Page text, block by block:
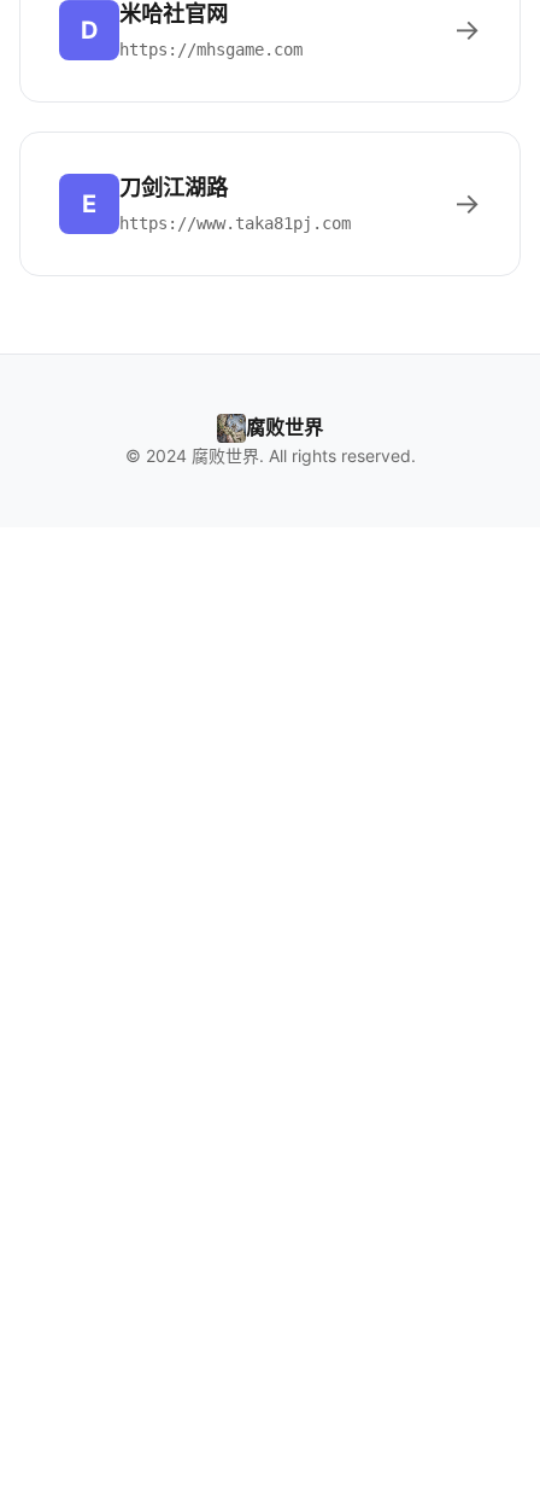
D
米哈社官网
https://mhsgame.com
→
E
刀剑江湖路
https://www.taka81pj.com
→
腐败世界
© 2024 腐败世界. All rights reserved.